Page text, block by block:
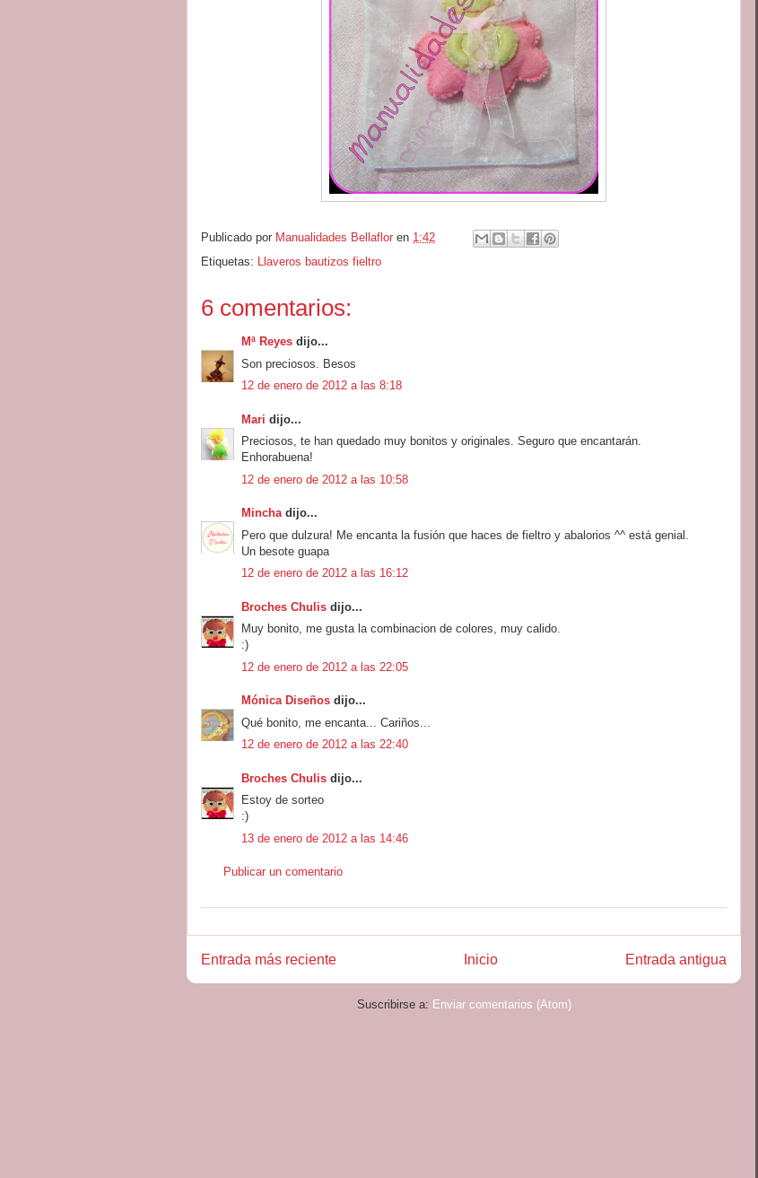
Publicado por Manualidades Bellaflor en 1:42
Etiquetas: Llaveros bautizos fieltro
6 comentarios:
Mª Reyes dijo...
Son preciosos. Besos
12 de enero de 2012 a las 8:18
Mari dijo...
Preciosos, te han quedado muy bonitos y originales. Seguro que encantarán.
Enhorabuena!
12 de enero de 2012 a las 10:58
Minchadijo...
Pero que dulzura! Me encanta la fusión que haces de fieltro y abalorios ^^ está genial.
Un besote guapa
12 de enero de 2012 a las 16:12
Broches Chulis dijo...
Muy bonito, me gusta la combinacion de colores, muy calido.
:)
12 de enero de 2012 a las 22:05
Mónica Diseños dijo...
Qué bonito, me encanta... Cariños...
12 de enero de 2012 a las 22:40
Broches Chulis dijo...
Estoy de sorteo
:)
13 de enero de 2012 a las 14:46
Publicar un comentario
Entrada más reciente Entrada antigua
Inicio
Suscribirse a: Enviar comentarios (Atom)